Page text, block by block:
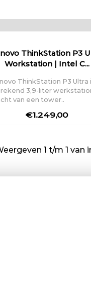
ThinkStation P3
Workstation | Intel C...
ThinkStation P3 Ultra
3,9-liter
van een tower..
€1.249,00
1 t/m 1 van